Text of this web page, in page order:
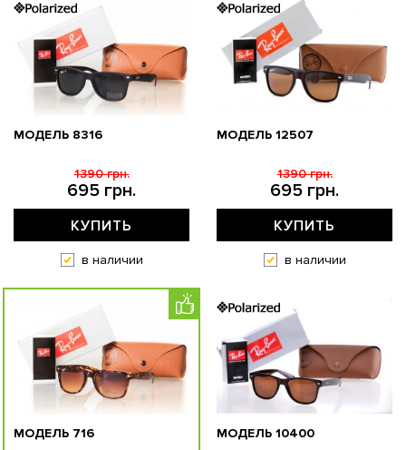
МОДЕЛЬ 8316
695 грн.
1390 грн.
КУПИТЬ
в наличии
МОДЕЛЬ 12507
695 грн.
1390 грн.
КУПИТЬ
в наличии
МОДЕЛЬ 716 МОДЕЛЬ 10400